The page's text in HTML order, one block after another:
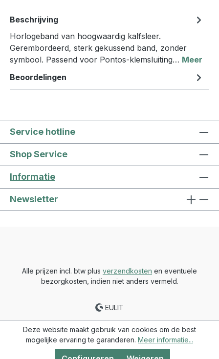
Beschrijving
Horlogeband van hoogwaardig kalfsleer.
Gerembordeerd, sterk gekussend band, zonder
symbool. Passend voor Pontos-klemsluiting… Meer
Beoordelingen
Service hotline
Shop Service
Informatie
Newsletter
Alle prijzen incl. btw plus verzendkosten en eventuele
bezorgkosten, indien niet anders vermeld.
EULIT
Deze website maakt gebruik van cookies om de best
mogelijke ervaring te garanderen. Meer informatie...